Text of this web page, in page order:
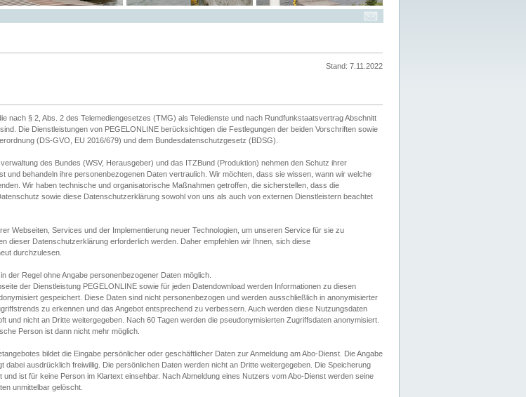
Stand: 7.11.2022
nach § 2, Abs. 2 des Telemediengesetzes (TMG) als Teledienste und nach Rundfunkstaatsvertrag Abschnitt
Die Dienstleistungen von PEGELONLINE berücksichtigen die Festlegungen der beiden Vorschriften sowie
(DS-GVO, EU 2016/679) und dem Bundesdatenschutzgesetz (BDSG).
des Bundes (WSV, Herausgeber) und das ITZBund (Produktion) nehmen den Schutz ihrer
und behandeln ihre personenbezogenen Daten vertraulich. Wir möchten, dass sie wissen, wann wir welche
Wir haben technische und organisatorische Maßnahmen getroffen, die sicherstellen, dass die
sowie diese Datenschutzerklärung sowohl von uns als auch von externen Dienstleistern beachtet
Webseiten, Services und der Implementierung neuer Technologien, um unseren Service für sie zu
dieser Datenschutzerklärung erforderlich werden. Daher empfehlen wir Ihnen, sich diese
durchzulesen.
der Regel ohne Angabe personenbezogener Daten möglich.
der Dienstleistung PEGELONLINE sowie für jeden Datendownload werden Informationen zu diesen
gespeichert. Diese Daten sind nicht personenbezogen und werden ausschließlich in anonymisierter
zu erkennen und das Angebot entsprechend zu verbessern. Auch werden diese Nutzungsdaten
und nicht an Dritte weitergegeben. Nach 60 Tagen werden die pseudonymisierten Zugriffsdaten anonymisiert.
Person ist dann nicht mehr möglich.
bildet die Eingabe persönlicher oder geschäftlicher Daten zur Anmeldung am Abo-Dienst. Die Angabe
dabei ausdrücklich freiwillig. Die persönlichen Daten werden nicht an Dritte weitergegeben. Die Speicherung
ist für keine Person im Klartext einsehbar. Nach Abmeldung eines Nutzers vom Abo-Dienst werden seine
unmittelbar gelöscht.